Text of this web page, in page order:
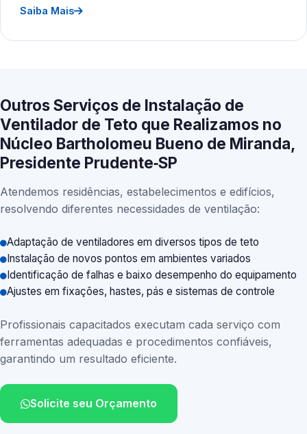
Saiba Mais
Outros Serviços de Instalação de
Ventilador de Teto que Realizamos no
Núcleo Bartholomeu Bueno de Miranda,
Presidente Prudente‑SP
Atendemos residências, estabelecimentos e edifícios,
resolvendo diferentes necessidades de ventilação:
Adaptação de ventiladores em diversos tipos de teto
Instalação de novos pontos em ambientes variados
Identificação de falhas e baixo desempenho do equipamento
Ajustes em fixações, hastes, pás e sistemas de controle
Profissionais capacitados executam cada serviço com
ferramentas adequadas e procedimentos confiáveis,
garantindo um resultado eficiente.
Solicite seu Orçamento